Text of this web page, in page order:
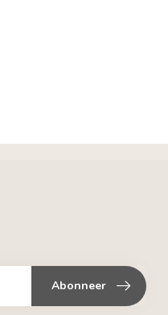
Abonneer